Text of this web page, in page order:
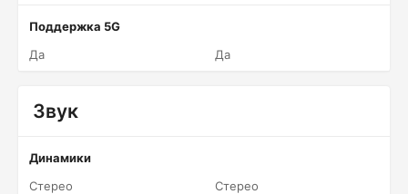
Поддержка 5G
Да
Да
Звук
Динамики
Стерео
Стерео